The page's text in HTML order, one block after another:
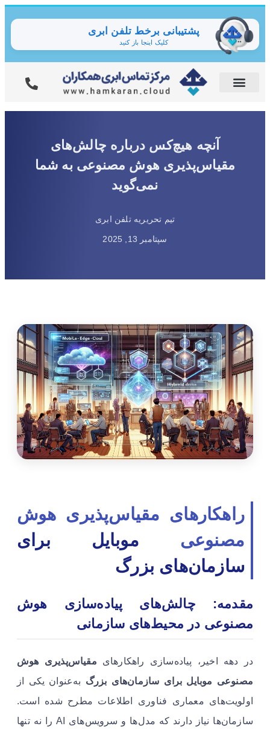
پشتیبانی برخط تلفن ابری
کلیک اینجا باز کنید
آنچه هیچ‌کس درباره چالش‌های
مقیاس‌پذیری هوش مصنوعی به شما
نمی‌گوید
تیم تحریریه تلفن ابری
سپتامبر 13, 2025
راهکارهای مقیاس‌پذیری هوش
مصنوعی موبایل برای
سازمان‌های بزرگ
مقدمه: چالش‌های پیاده‌سازی هوش
مصنوعی در محیط‌های سازمانی
در دهه اخیر، پیاده‌سازی راهکارهای مقیاس‌پذیری هوش
مصنوعی موبایل برای سازمان‌های بزرگ به‌عنوان یکی از
اولویت‌های معماری فناوری اطلاعات مطرح شده است.
سازمان‌ها نیاز دارند که مدل‌ها و سرویس‌های AI را نه تنها